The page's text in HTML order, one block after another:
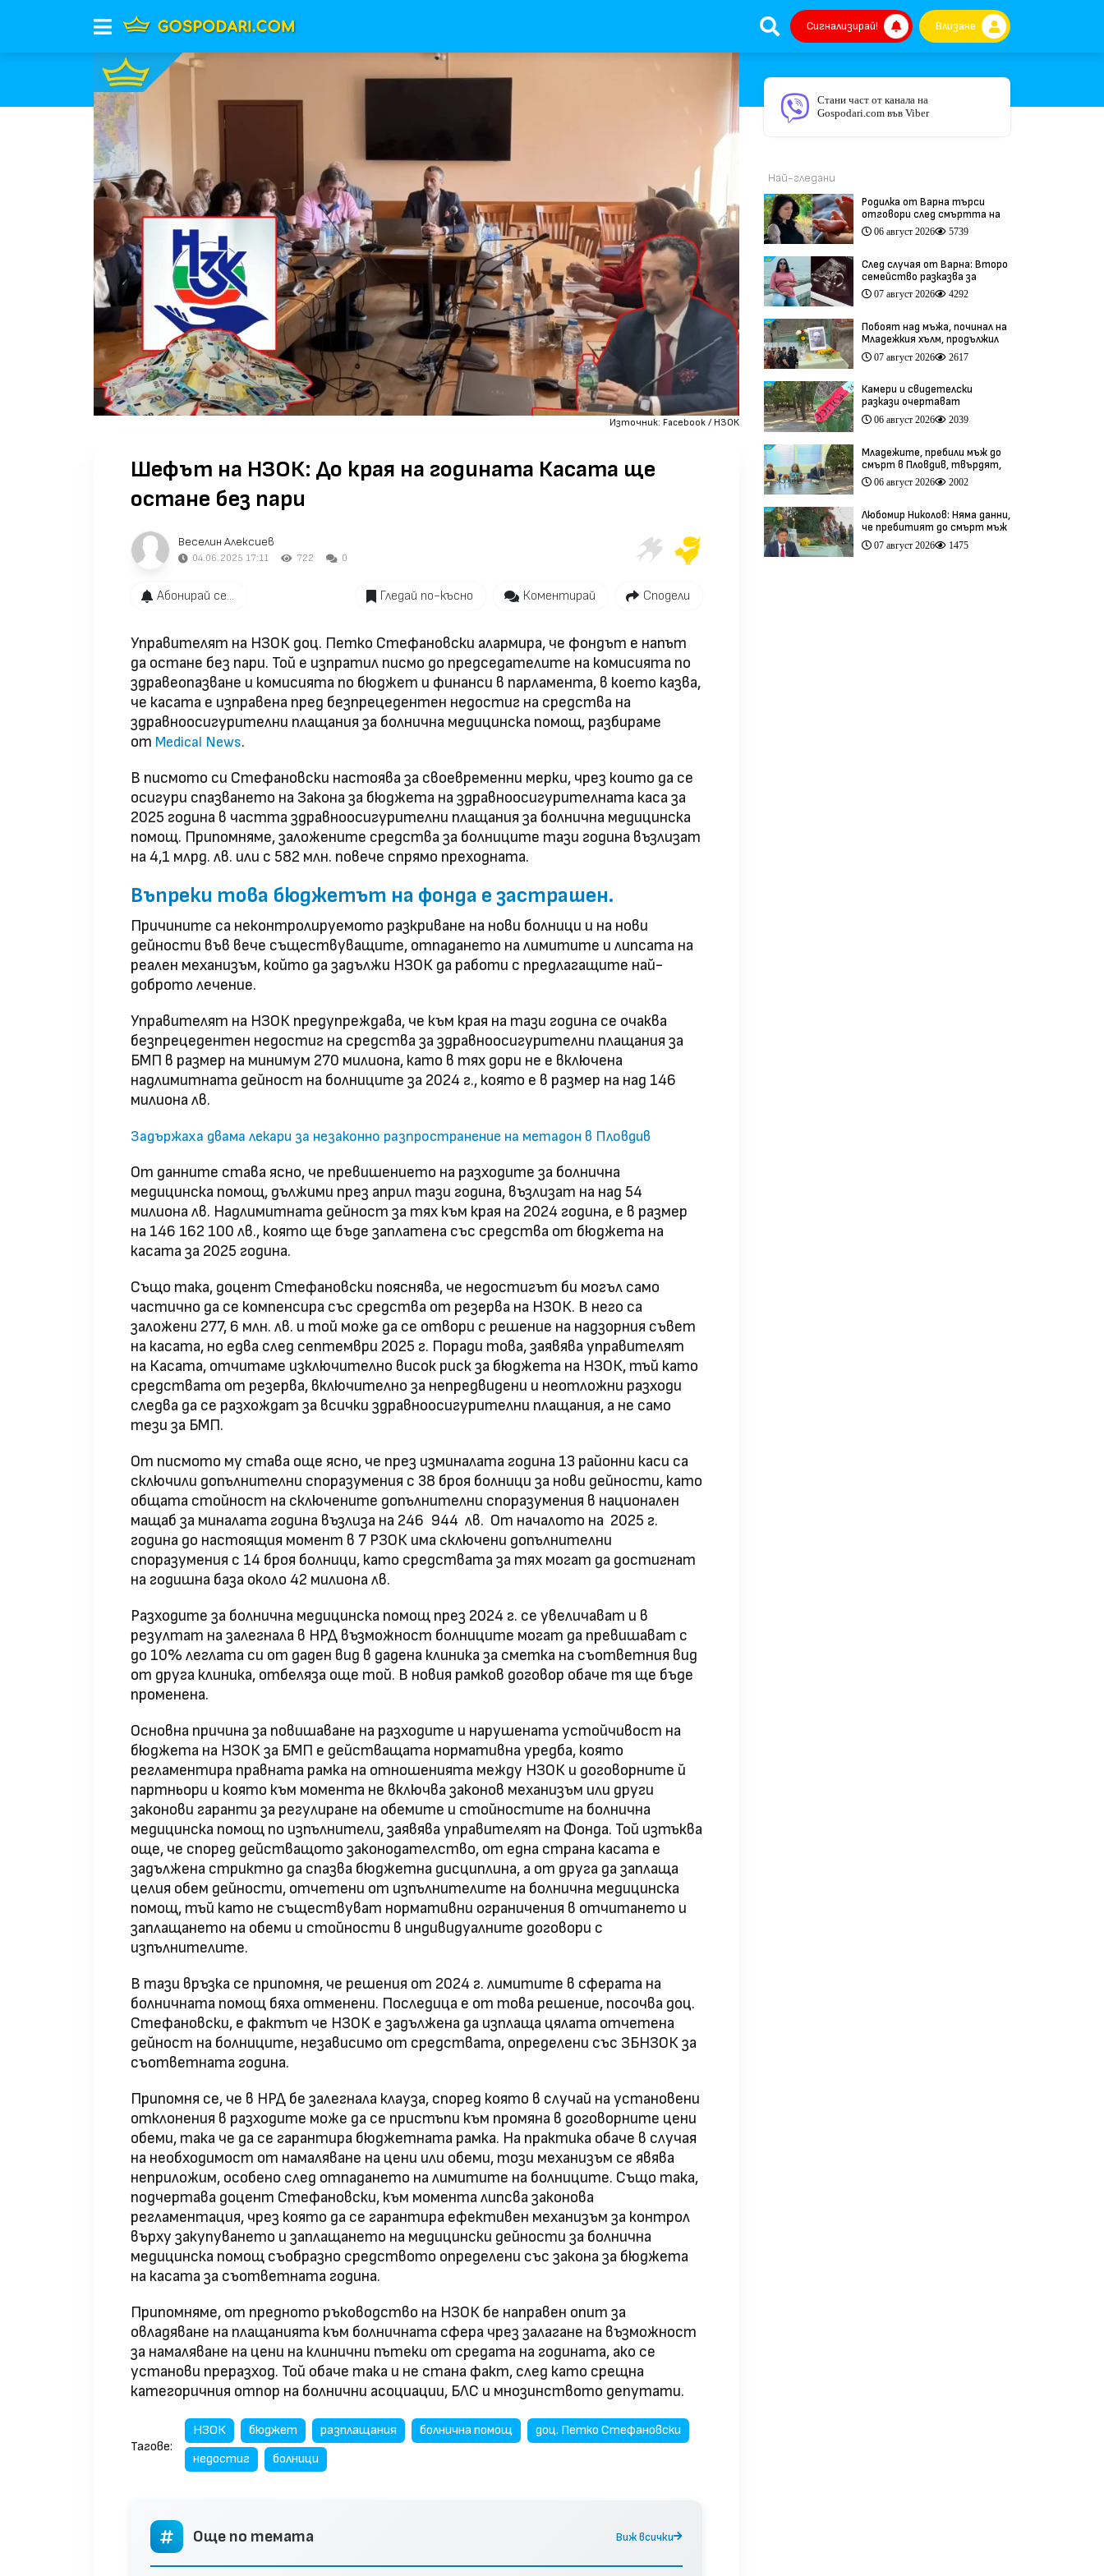
Сигнализирай! Влизане
Източник: Facebook / НЗОК
Шефът на НЗОК: До края на годината Касата ще
остане без пари
Веселин Алексиев
04.06.2025 17:11 722 0
Абонирай се... Гледай по-късно Коментирай Сподели
Управителят на НЗОК доц. Петко Стефановски алармира, че фондът е напът
да остане без пари. Той е изпратил писмо до председателите на комисията по
здравеопазване и комисията по бюджет и финанси в парламента, в което казва,
че касата е изправена пред безпрецедентен недостиг на средства на
здравноосигурителни плащания за болнична медицинска помощ, разбираме
от Medical News.
В писмото си Стефановски настоява за своевременни мерки, чрез които да се
осигури спазването на Закона за бюджета на здравноосигурителната каса за
2025 година в частта здравноосигурителни плащания за болнична медицинска
помощ. Припомняме, заложените средства за болниците тази година възлизат
на 4,1 млрд. лв. или с 582 млн. повече спрямо преходната.
Въпреки това бюджетът на фонда е застрашен.
Причините са неконтролируемото разкриване на нови болници и на нови
дейности във вече съществуващите, отпадането на лимитите и липсата на
реален механизъм, който да задължи НЗОК да работи с предлагащите най-
доброто лечение.
Управителят на НЗОК предупреждава, че към края на тази година се очаква
безпрецедентен недостиг на средства за здравноосигурителни плащания за
БМП в размер на минимум 270 милиона, като в тях дори не е включена
надлимитната дейност на болниците за 2024 г., която е в размер на над 146
милиона лв.
Задържаха двама лекари за незаконно разпространение на метадон в Пловдив
От данните става ясно, че превишението на разходите за болнична
медицинска помощ, дължими през април тази година, възлизат на над 54
милиона лв. Надлимитната дейност за тях към края на 2024 година, е в размер
на 146 162 100 лв., която ще бъде заплатена със средства от бюджета на
касата за 2025 година.
Също така, доцент Стефановски пояснява, че недостигът би могъл само
частично да се компенсира със средства от резерва на НЗОК. В него са
заложени 277, 6 млн. лв. и той може да се отвори с решение на надзорния съвет
на касата, но едва след септември 2025 г. Поради това, заявява управителят
на Касата, отчитаме изключително висок риск за бюджета на НЗОК, тъй като
средствата от резерва, включително за непредвидени и неотложни разходи
следва да се разхождат за всички здравноосигурителни плащания, а не само
тези за БМП.
От писмото му става още ясно, че през изминалата година 13 районни каси са
сключили допълнителни споразумения с 38 броя болници за нови дейности, като
общата стойност на сключените допълнителни споразумения в национален
мащаб за миналата година възлиза на 246 944 лв. От началото на 2025 г.
година до настоящия момент в 7 РЗОК има сключени допълнителни
споразумения с 14 броя болници, като средствата за тях могат да достигнат
на годишна база около 42 милиона лв.
Разходите за болнична медицинска помощ през 2024 г. се увеличават и в
резултат на залегнала в НРД възможност болниците могат да превишават с
до 10% леглата си от даден вид в дадена клиника за сметка на съответния вид
от друга клиника, отбеляза още той. В новия рамков договор обаче тя ще бъде
променена.
Основна причина за повишаване на разходите и нарушената устойчивост на
бюджета на НЗОК за БМП е действащата нормативна уредба, която
регламентира правната рамка на отношенията между НЗОК и договорните й
партньори и която към момента не включва законов механизъм или други
законови гаранти за регулиране на обемите и стойностите на болнична
медицинска помощ по изпълнители, заявява управителят на Фонда. Той изтъква
още, че според действащото законодателство, от една страна касата е
задължена стриктно да спазва бюджетна дисциплина, а от друга да заплаща
целия обем дейности, отчетени от изпълнителите на болнична медицинска
помощ, тъй като не съществуват нормативни ограничения в отчитането и
заплащането на обеми и стойности в индивидуалните договори с
изпълнителите.
В тази връзка се припомня, че решения от 2024 г. лимитите в сферата на
болничната помощ бяха отменени. Последица е от това решение, посочва доц.
Стефановски, е фактът че НЗОК е задължена да изплаща цялата отчетена
дейност на болниците, независимо от средствата, определени със ЗБНЗОК за
съответната година.
Припомня се, че в НРД бе залегнала клауза, според която в случай на установени
отклонения в разходите може да се пристъпи към промяна в договорните цени
обеми, така че да се гарантира бюджетната рамка. На практика обаче в случая
на необходимост от намаляване на цени или обеми, този механизъм се явява
неприложим, особено след отпадането на лимитите на болниците. Също така,
подчертава доцент Стефановски, към момента липсва законова
регламентация, чрез която да се гарантира ефективен механизъм за контрол
върху закупуването и заплащането на медицински дейности за болнична
медицинска помощ съобразно средството определени със закона за бюджета
на касата за съответната година.
Припомняме, от предното ръководство на НЗОК бе направен опит за
овладяване на плащанията към болничната сфера чрез залагане на възможност
за намаляване на цени на клинични пътеки от средата на годината, ако се
установи преразход. Той обаче така и не стана факт, след като срещна
категоричния отпор на болнични асоциации, БЛС и мнозинството депутати.
Тагове:
НЗОК бюджет разплащания болнична помощ
доц. Петко Стефановски
недостиг
болници
Още по темата Виж всички
Стани част от канала на
Gospodari.com във Viber
Най-гледани
Родилка от Варна търси
отговори след смъртта на
бебето ѝ дни преди секцио
(видео)
06 август 2026 5739
След случая от Варна: Второ
семейство разказва за
трагедия след бременност
при същия лекар (видео)
07 август 2026 4292
Побоят над мъжа, починал на
Младежкия хълм, продължил
повече от час (видео)
07 август 2026 2617
Камери и свидетелски
разкази очертават
хронологията на фаталния
побой край Младежкия хълм
06 август 2026 2039
Младежите, пребили мъж до
смърт в Пловдив, твърдят,
че са „ловци на педофили”
(видео)
06 август 2026 2002
Любомир Николов: Няма данни,
че пребитият до смърт мъж
в Пловдив е бил педофил
(видео)
07 август 2026 1475